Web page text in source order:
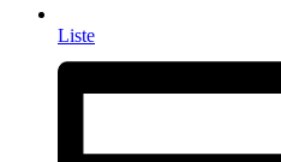
Liste